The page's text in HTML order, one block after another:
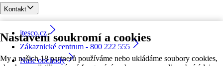
Nastavení soukromí a cookies
My a našich 18 partnerů používáme nebo ukládáme soubory cookies,
Kontakt
itesco.cz
Zákaznické centrum - 800 222 555
Naše obchody